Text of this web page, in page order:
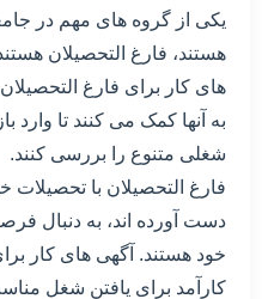
یکی از گروه های مهم در
هستند، فارغ التحصیلان
های کار برای فارغ
به آنها کمک می کنند تا
شغلی متنوع را بررسی کنند.
فارغ التحصیلان با
دست آورده اند، به دنبال
خود هستند. آگهی های کار
کارآمد برای یافتن شغل